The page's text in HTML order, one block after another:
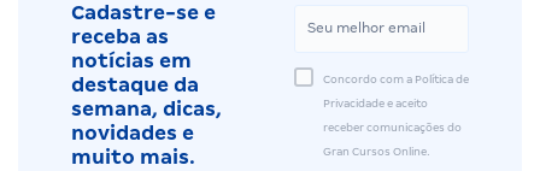
Cadastre-se e
receba as
notícias em
destaque da
semana, dicas,
novidades e
muito mais.
Concordo com a Política de
Privacidade e aceito
receber comunicações do
Gran Cursos Online.